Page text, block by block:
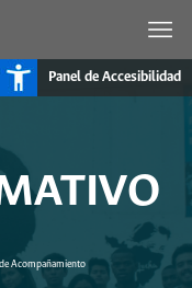
Panel de Accesibilidad
Acompañamiento